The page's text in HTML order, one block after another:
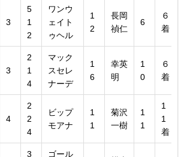
3
5
1
2
ワンウ
ェイト
ゥヘル
1
2
長岡
禎仁
6
６
着
3
2
1
4
マック
スセレ
ナーデ
1
6
幸英
明
1
0
６
着
4
2
2
4
ビップ
モアナ
1
1
菊沢
一樹
1
1
1
1
着
3
ゴール